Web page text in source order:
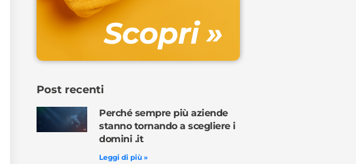
Scopri »
Post recenti
Perché sempre più aziende
stanno tornando a scegliere i
domini .it
Leggi di più »